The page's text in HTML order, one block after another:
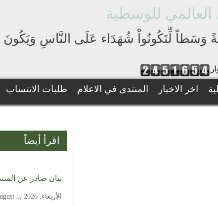
العالمي للوسطية
وَسَطاً لِّتَكُونُواْ شُهَدَاء عَلَى النَّاسِ
اخر الاخبار المنتدى في الاعلام طلبات الانتساب
اقرأ أيضاً
بيان صادر عن
الأربعاء, August 5, 2026